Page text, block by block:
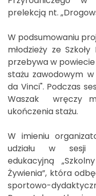
prelekcją nt.
W podsumowaniu
młodzieży ze
przebywa w
stażu zawodowym
da Vinci". Podczas
Waszak wręczy
ukończenia stażu.
W imieniu
udziału w sesji
edukacyjną
Żywienia”, która
sportowo-